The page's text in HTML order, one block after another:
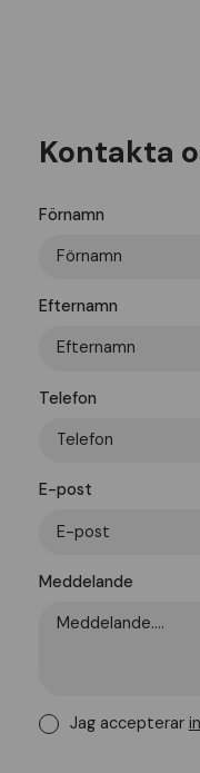
Kontakta
Förnamn
Efternamn
Telefon
E-post
Meddelande
Jag accepterar